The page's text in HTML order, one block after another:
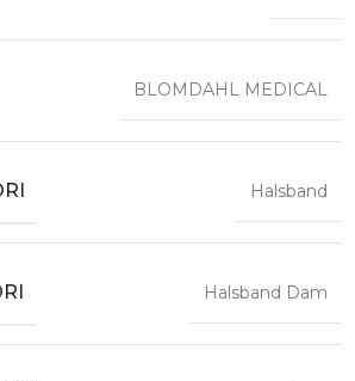
BLOMDAHL MEDICAL
Halsband
Halsband Dam